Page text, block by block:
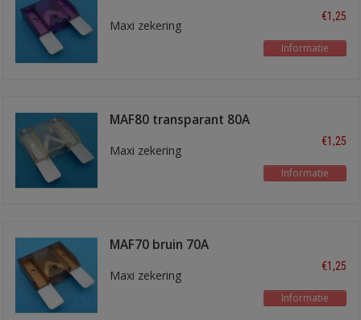
Maxi zekering
€1,25
Informatie
MAF80 transparant 80A
Maxi zekering
€1,25
Informatie
MAF70 bruin 70A
Maxi zekering
€1,25
Informatie